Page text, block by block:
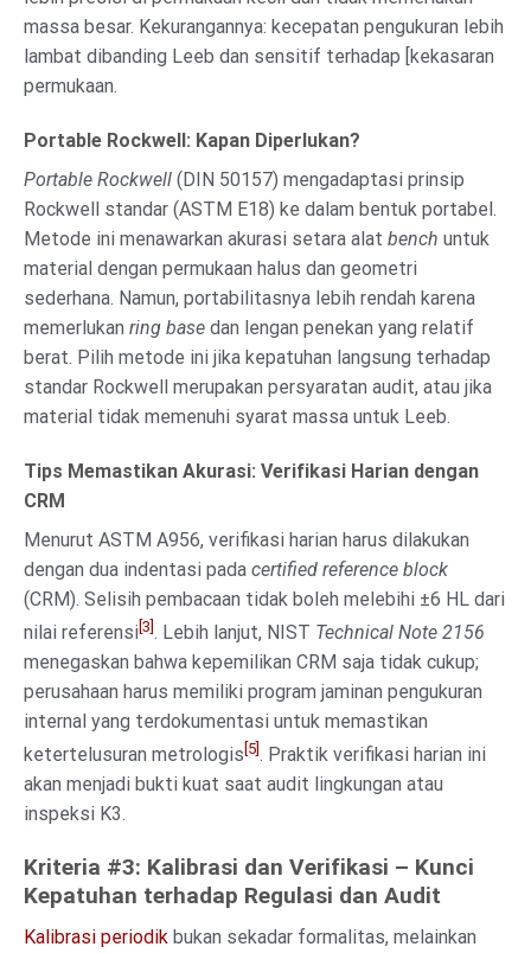
massa besar. Kekurangannya: kecepatan pengukuran lebih
lambat dibanding Leeb dan sensitif terhadap [kekasaran
permukaan.
Portable Rockwell: Kapan Diperlukan?
Portable Rockwell (DIN 50157) mengadaptasi prinsip
Rockwell standar (ASTM E18) ke dalam bentuk portabel.
Metode ini menawarkan akurasi setara alat bench untuk
material dengan permukaan halus dan geometri
sederhana. Namun, portabilitasnya lebih rendah karena
memerlukan ring base dan lengan penekan yang relatif
berat. Pilih metode ini jika kepatuhan langsung terhadap
standar Rockwell merupakan persyaratan audit, atau jika
material tidak memenuhi syarat massa untuk Leeb.
Tips Memastikan Akurasi: Verifikasi Harian dengan
CRM
Menurut ASTM A956, verifikasi harian harus dilakukan
dengan dua indentasi pada certified reference block
(CRM). Selisih pembacaan tidak boleh melebihi ±6 HL dari
nilai referensi[3]. Lebih lanjut, NIST Technical Note 2156
menegaskan bahwa kepemilikan CRM saja tidak cukup;
perusahaan harus memiliki program jaminan pengukuran
internal yang terdokumentasi untuk memastikan
ketertelusuran metrologis [5] . Praktik verifikasi harian ini
akan menjadi bukti kuat saat audit lingkungan atau
inspeksi K3.
Kriteria #3: Kalibrasi dan Verifikasi – Kunci
Kepatuhan terhadap Regulasi dan Audit
Kalibrasi periodik bukan sekadar formalitas, melainkan